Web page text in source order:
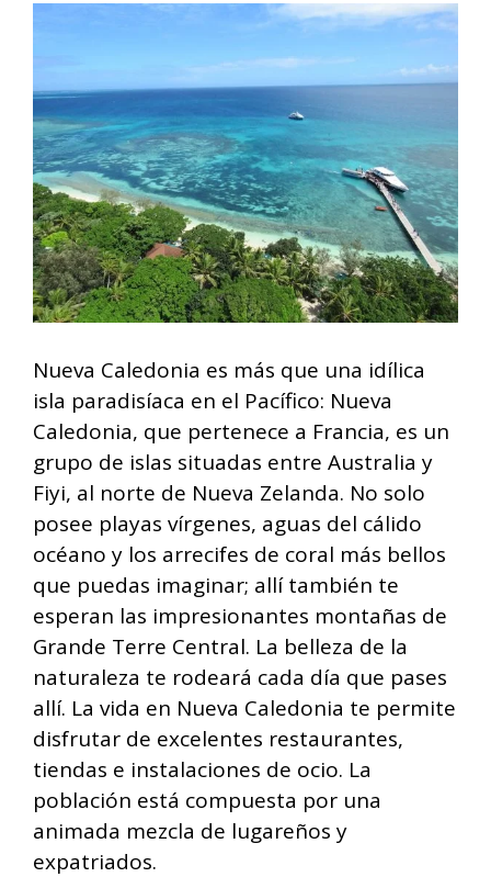
Nueva Caledonia es más que una idílica
isla paradisíaca en el Pacífico: Nueva
Caledonia, que pertenece a Francia, es un
grupo de islas situadas entre Australia y
Fiyi, al norte de Nueva Zelanda. No solo
posee playas vírgenes, aguas del cálido
océano y los arrecifes de coral más bellos
que puedas imaginar; allí también te
esperan las impresionantes montañas de
Grande Terre Central. La belleza de la
naturaleza te rodeará cada día que pases
allí. La vida en Nueva Caledonia te permite
disfrutar de excelentes restaurantes,
tiendas e instalaciones de ocio. La
población está compuesta por una
animada mezcla de lugareños y
expatriados.